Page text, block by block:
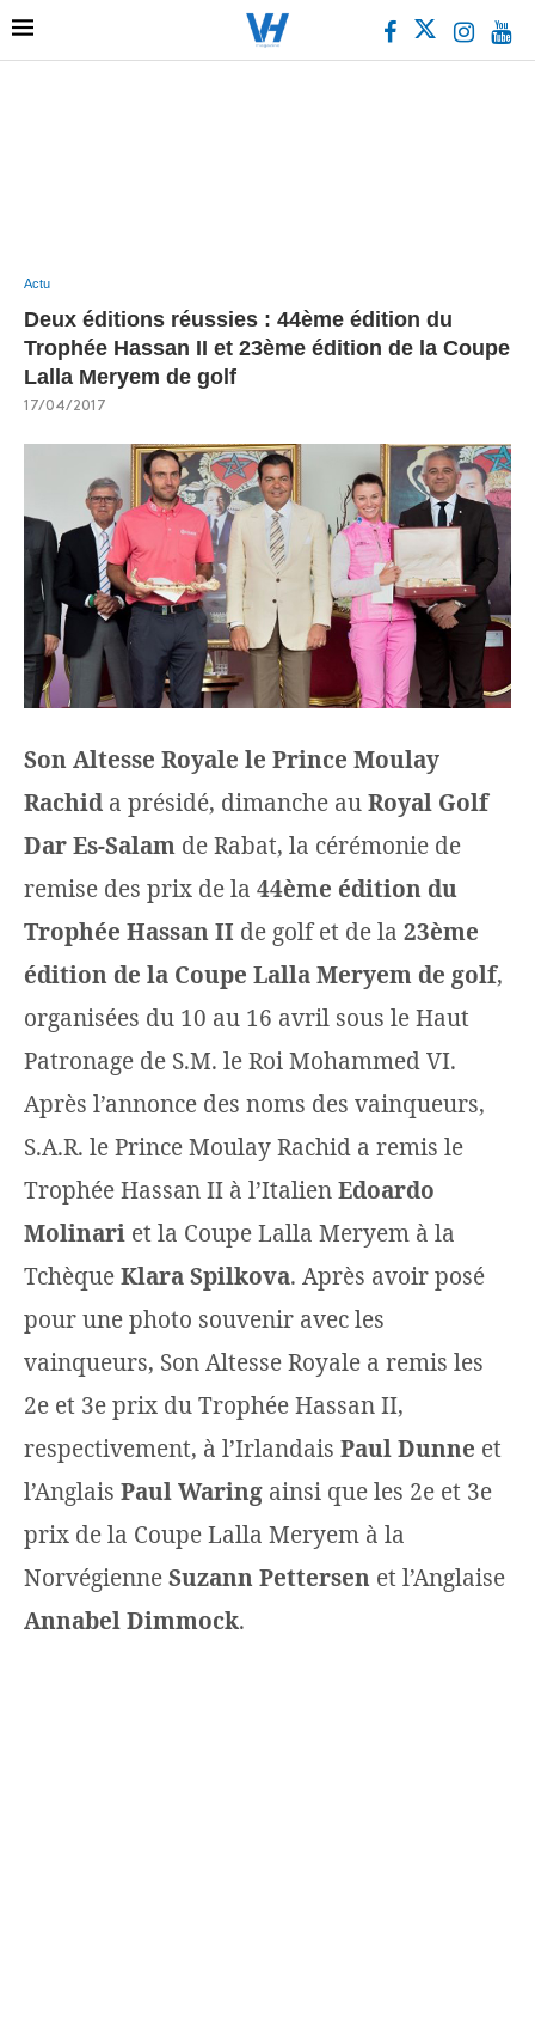
Actu
Deux éditions réussies : 44ème édition du
Trophée Hassan II et 23ème édition de la Coupe
Lalla Meryem de golf
17/04/2017
Son Altesse Royale le Prince Moulay
Rachid a présidé, dimanche auRoyal Golf
Dar Es-Salam de Rabat, la cérémonie de
remise des prix de la 44ème édition du
Trophée Hassan II de golf et de la 23ème
édition de la Coupe Lalla Meryem de golf,
organisées du 10 au 16 avril sous le Haut
Patronage de S.M. le Roi Mohammed VI.
Après l’annonce des noms des vainqueurs,
S.A.R. le Prince Moulay Rachid a remis le
Trophée Hassan II à l’ItalienEdoardo
Molinari et la Coupe Lalla Meryem à la
TchèqueKlara Spilkova. Après avoir posé
pour une photo souvenir avec les
vainqueurs, Son Altesse Royale a remis les
2e et 3e prix du Trophée Hassan II,
respectivement, à l’Irlandais Paul Dunne et
l’Anglais Paul Waring ainsi que les 2e et 3e
prix de la Coupe Lalla Meryem à la
NorvégienneSuzann Pettersen et l’Anglaise
Annabel Dimmock.